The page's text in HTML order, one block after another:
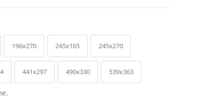
196x270 245x165 245x270
441x297 490x330 539x363